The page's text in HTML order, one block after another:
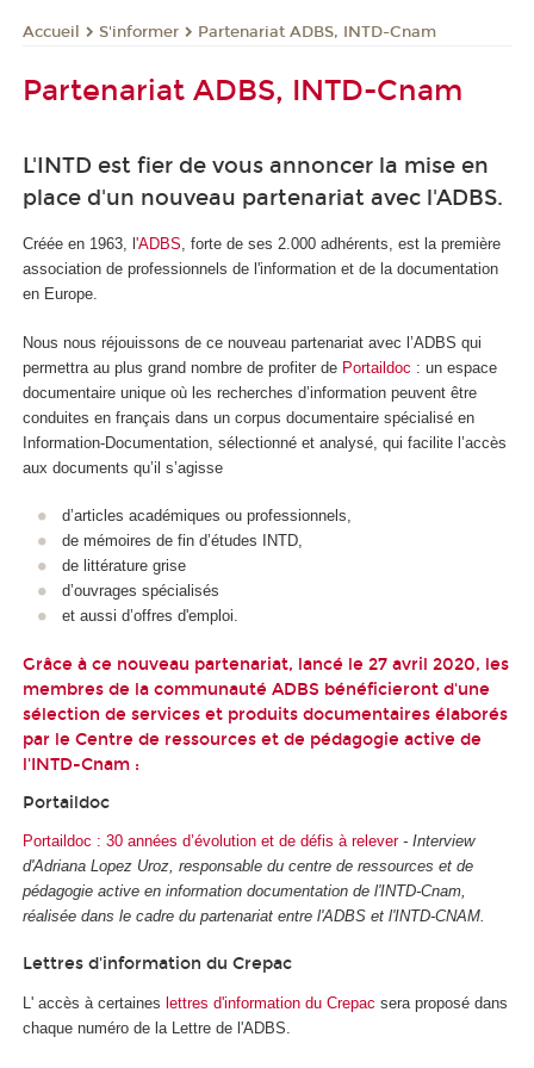
Accueil S'informer Partenariat ADBS, INTD-Cnam
Partenariat ADBS, INTD-Cnam
L'INTD est fier de vous annoncer la mise en
place d'un nouveau partenariat avec l'ADBS.
Créée en 1963, l 'ADBS, forte de ses 2.000 adhérents, est la première
association de professionnels de l'information et de la documentation
en Europe.
Nous nous réjouissons de ce nouveau partenariat avec l’ADBS qui
permettra au plus grand nombre de profiter de Portaildoc : un espace
documentaire unique où les recherches d’information peuvent être
conduites en français dans un corpus documentaire spécialisé en
Information-Documentation, sélectionné et analysé, qui facilite l’accès
aux documents qu’il s’agisse
d’articles académiques ou professionnels,
de mémoires de fin d’études INTD,
de littérature grise
d’ouvrages spécialisés
et aussi d’offres d'emploi.
Grâce à ce nouveau partenariat, lancé le 27 avril 2020, les
membres de la communauté ADBS bénéficieront d'une
sélection de services et produits documentaires élaborés
par le Centre de ressources et de pédagogie active de
l'INTD-Cnam :
Portaildoc
Portaildoc : 30 années d’évolution et de défis à relever - Interview
d'Adriana Lopez Uroz, responsable du centre de ressources et de
pédagogie active en information documentation de l'INTD-Cnam,
réalisée dans le cadre du partenariat entre l'ADBS et l'INTD-CNAM.
Lettres d'information du Crepac
L' accès à certaines lettres d'information du Crepac sera proposé dans
chaque numéro de la Lettre de l'ADBS.